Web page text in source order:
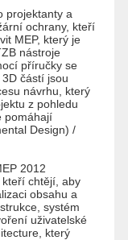
projektanty a
ochrany, kteří
MEP, který je
nástroje
příručky se
částí jsou
návrhu, který
z pohledu
pomáhají
Design) /
2012
kteří chtějí, aby
obsahu a
systém
uživatelské
který